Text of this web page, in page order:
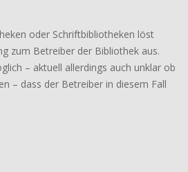
oder Schriftbibliotheken löst
zum Betreiber der Bibliothek aus.
– aktuell allerdings auch unklar ob
– dass der Betreiber in diesem Fall